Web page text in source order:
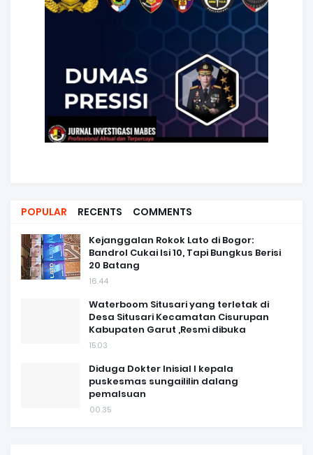
POPULAR RECENTS COMMENTS
Kejanggalan Rokok Lato di Bogor:
Bandrol Cukai Isi 10, Tapi Bungkus Berisi
20 Batang
16.44
Waterboom Situsari yang terletak di
Desa Situsari Kecamatan Cisurupan
Kabupaten Garut ,Resmi dibuka
15.03
Diduga Dokter Inisial I kepala
puskesmas sungaililin dalang
pemalsuan
00.35